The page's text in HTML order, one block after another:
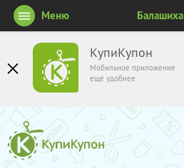
КупиКупон
Мобильное приложение
ещё удобнее
Меню Балашиха